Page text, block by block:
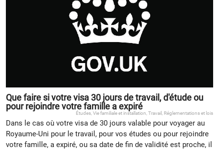
Que faire si votre visa 30 jours de travail, d'étude ou
pour rejoindre votre famille a expiré
Études Vie familiale et installation Travail Réglementations et lois
Dans le cas où votre visa de 30 jours valable pour voyager au
Royaume-Uni pour le travail, pour vos études ou pour rejoindre
votre famille, a expiré, ou sa date de fin de validité est proche, il